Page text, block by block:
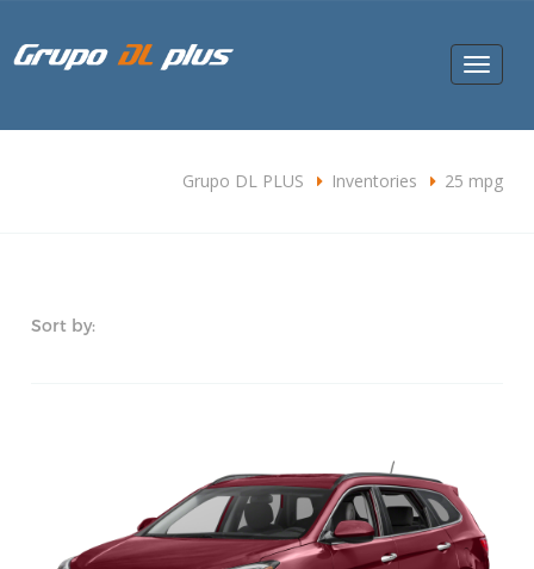
Toggle
Grupo DL PLUS Inventories 25 mpg
Sort by: